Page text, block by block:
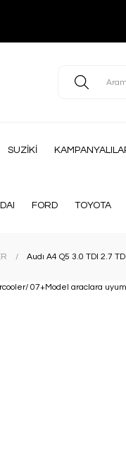
SUZİKİ
FORD TOYOTA
Audı A4 Q5 3.0 TDI 2.7